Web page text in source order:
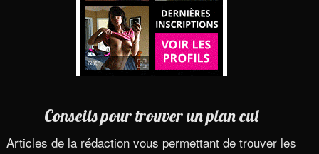
Conseils pour trouver un plan cul
Articles de la rédaction vous permettant de trouver les